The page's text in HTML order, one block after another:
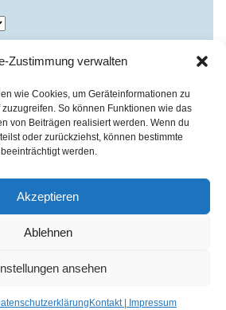
Zustimmung verwalten
wie Cookies, um Geräteinformationen zu
So können Funktionen wie das
von Beiträgen realisiert werden. Wenn du
oder zurückziehst, können bestimmte
werden.
Akzeptieren
Ablehnen
ansehen
Kontakt | Impressum
DATENSCHUTZ
für Presse- und Öffentlichkeitsarbeit /
Kirche | III. Hagen 39 / 45127 Essen
|Datenschutz
221 | Fax 0201 / 22 05-223 | e-Mail